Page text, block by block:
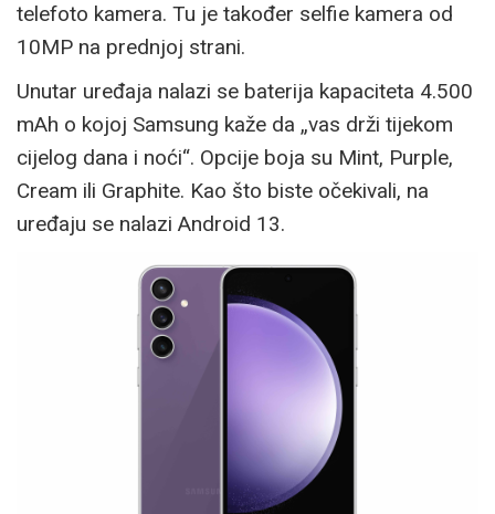
telefoto kamera. Tu je također selfie kamera od
10MP na prednjoj strani.
Unutar uređaja nalazi se baterija kapaciteta 4.500
mAh o kojoj Samsung kaže da „vas drži tijekom
cijelog dana i noći“. Opcije boja su Mint, Purple,
Cream ili Graphite. Kao što biste očekivali, na
uređaju se nalazi Android 13.